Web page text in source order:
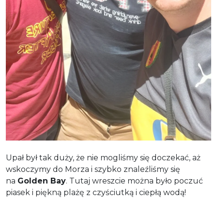
Upał był tak duży, że nie mogliśmy się doczekać, aż
wskoczymy do Morza i szybko znaleźliśmy się
na Golden Bay. Tutaj wreszcie można było poczuć
piasek i piękną plażę z czyściutką i ciepłą wodą!